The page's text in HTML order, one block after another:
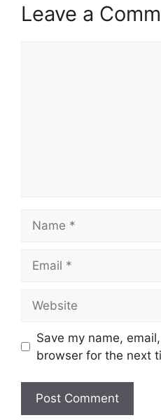
Leave a
s
t
Save my name,
browser for the next